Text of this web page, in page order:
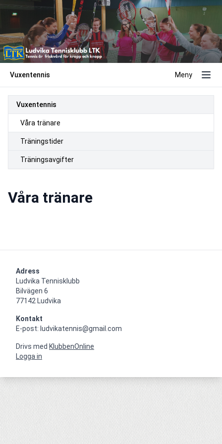
Vuxentennis Meny
Vuxentennis
Våra tränare
Träningstider
Träningsavgifter
Våra tränare
Adress
Ludvika Tennisklubb
Bilvägen 6
77142 Ludvika
Kontakt
E-post: ludvikatennis@gmail.com
Drivs med KlubbenOnline
Logga in